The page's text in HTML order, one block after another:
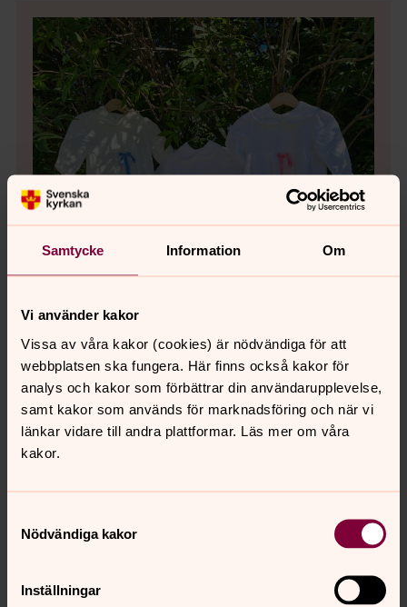
Samtycke Information Om
Vi använder kakor
Vissa av våra kakor (cookies) är nödvändiga för att
webbplatsen ska fungera. Här finns också kakor för
analys och kakor som förbättrar din användarupplevelse,
samt kakor som används för marknadsföring och när vi
länkar vidare till andra plattformar. Läs mer om våra
kakor.
Nödvändiga kakor
Inställningar
Bild 1 av 14
Bild
Öppna bildspel